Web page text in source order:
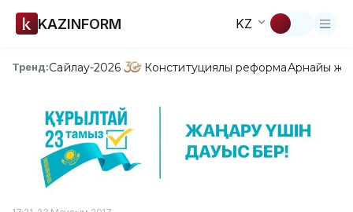
KAZINFORM KZ
Тренд:Сайлау-2026 Конституциялық реформаАрнайы